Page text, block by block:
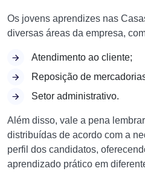
Os jovens aprendizes nas
diversas áreas da empresa,
Atendimento ao cliente;
Reposição de
Setor administrativo.
Além disso, vale a pena
distribuídas de acordo com a
perfil dos candidatos,
aprendizado prático em